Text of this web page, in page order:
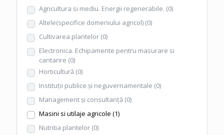
Agricultura si mediu. Energii regenerabile. (0)
Altele(specifice domeniului agricol) (0)
Cultivarea plantelor (0)
Electronica. Echipamente pentru masurare si
cantarire (0)
Horticultură (0)
Instituţii publice şi neguvernamentale (0)
Management şi consultanţă (0)
Masini si utilaje agricole (1)
Nutritia plantelor (0)